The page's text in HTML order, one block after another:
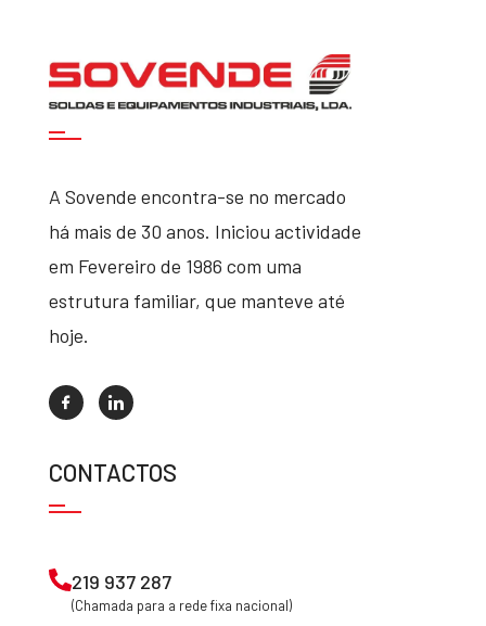
A Sovende encontra-se no mercado
há mais de 30 anos. Iniciou actividade
em Fevereiro de 1986 com uma
estrutura familiar, que manteve até
hoje.
CONTACTOS
219 937 287
(Chamada para a rede fixa nacional)